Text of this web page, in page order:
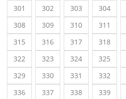
301
302 303 304
308
309 310 311
315
316 317 318
322
323 324 325
329
330 331 332
336
337 338 339